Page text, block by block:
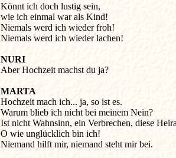
Könnt ich doch lustig sein,
wie ich einmal war als Kind!
Niemals werd ich wieder froh!
Niemals werd ich wieder lachen!
NURI
Aber Hochzeit machst du ja?
MARTA
Hochzeit mach ich... ja, so ist es.
Warum blieb ich nicht bei meinem Nein?
Ist nicht Wahnsinn, ein Verbrechen, diese
O wie unglücklich bin ich!
Niemand hilft mir, niemand steht mir bei.